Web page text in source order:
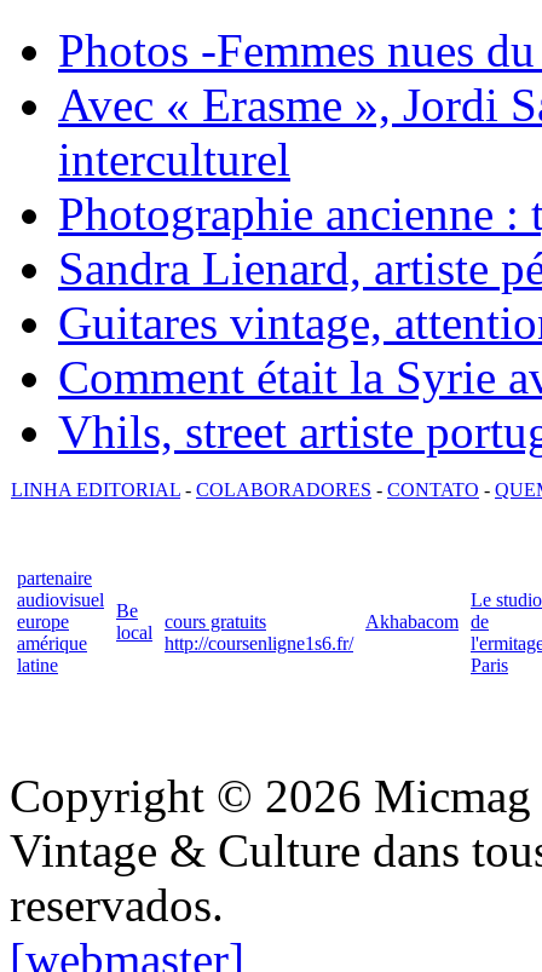
Photos -Femmes nues
Avec « Erasme », Jordi
interculturel
Photographie ancienne :
Sandra Lienard, artiste
Guitares vintage,
Comment était la Syrie
Vhils, street artiste
LINHA EDITORIAL - COLABORADORES - CONTATO -
partenaire
audiovisuel
europe
amérique
latine
Be
local
cours gratuits
http://coursenligne1s6.fr/
Akhabacom
Le studio
de
Paris
Copyright © 2026 Micmag
Vintage & Culture dans
reservados.
[webmaster]